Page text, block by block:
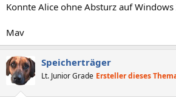
Konnte Alice ohne Absturz auf Windows
Mav
Speicherträger
Lt. Junior Grade Ersteller dieses